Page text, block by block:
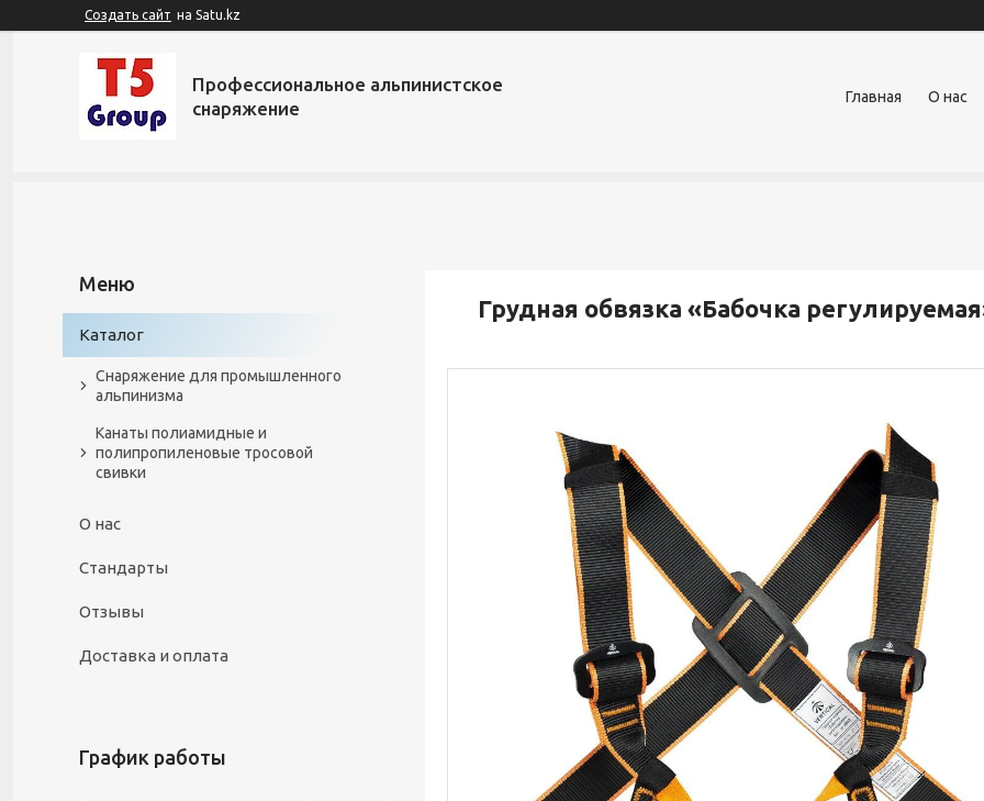
Создать сайт на Satu.kz
Профессиональное альпинистское
снаряжение
Главная О нас
Грудная обвязка «Бабочка
Каталог
Снаряжение для промышленного
альпинизма
Канаты полиамидные и
полипропиленовые тросовой
свивки
О нас
Стандарты
Отзывы
Доставка и оплата
График работы